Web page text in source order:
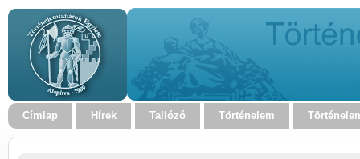
Címlap Hírek Tallózó Történelem